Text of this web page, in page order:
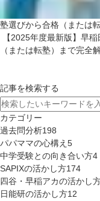
塾選びから合格（または
【2025年度最新版】早
（または転塾）まで完全
記事を検索する
カテゴリー
過去問分析198
パパママの心構え 5
中学受験との向き合い方4
SAPIXの活かし方174
四谷・早稲アカの活かし
日能研の活かし方12